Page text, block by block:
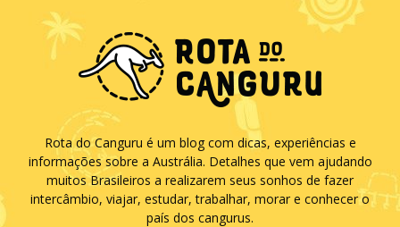
Rota do Canguru é um blog com dicas, experiências e
informações sobre a Austrália. Detalhes que vem ajudando
muitos Brasileiros a realizarem seus sonhos de fazer
intercâmbio, viajar, estudar, trabalhar, morar e conhecer o
país dos cangurus.